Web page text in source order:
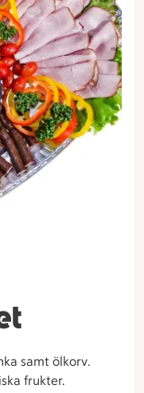
samt ölkorv.
frukter.